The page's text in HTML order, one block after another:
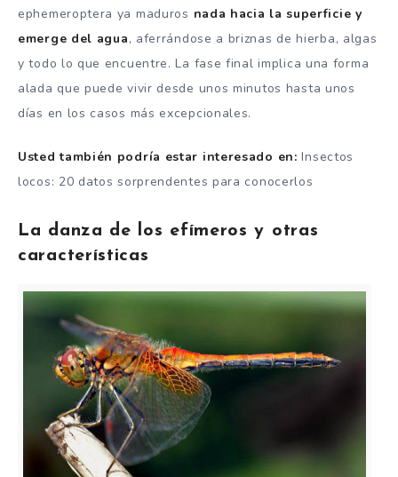
ephemeroptera ya maduros nada hacia la superficie y
emerge del agua, aferrándose a briznas de hierba, algas
y todo lo que encuentre. La fase final implica una forma
alada que puede vivir desde unos minutos hasta unos
días en los casos más excepcionales.
Usted también podría estar interesado en: Insectos
locos: 20 datos sorprendentes para conocerlos
La danza de los efímeros y otras
características